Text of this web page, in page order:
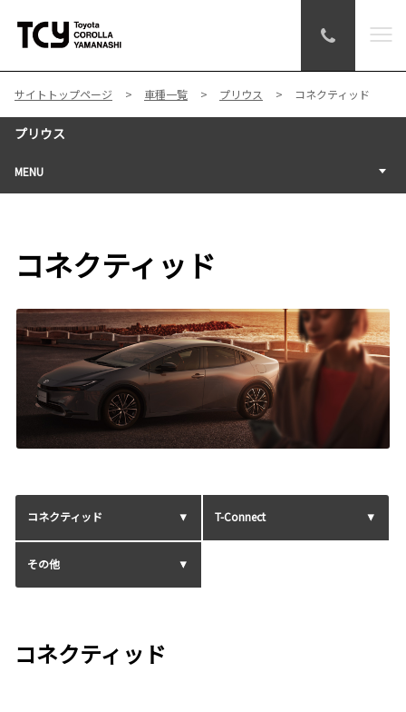
サイトトップページ 車種一覧 プリウス コネクティッド
プリウス
MENU
コネクティッド
コネクティッド T-Connect
その他
コネクティッド